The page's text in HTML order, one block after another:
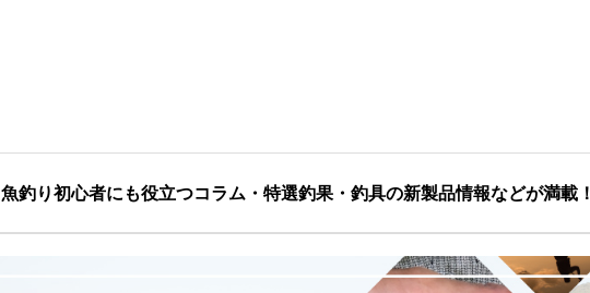
魚釣り初心者にも役立つコラム・特選釣果・釣具の新製品情報などが満載！